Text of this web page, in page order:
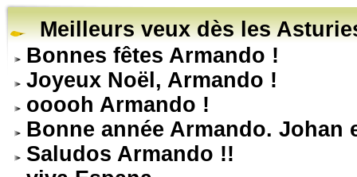
Meilleurs veux dès les
Bonnes fêtes Armando !
Joyeux Noël, Armando !
ooooh Armando !
Bonne année Armando. Johan
Saludos Armando !!